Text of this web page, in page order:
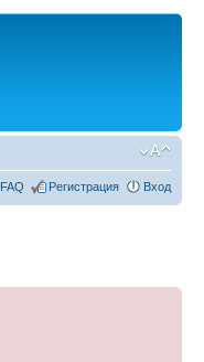
FAQ Регистрация Вход